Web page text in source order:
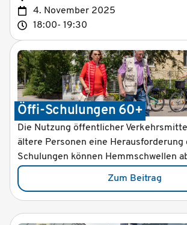
4. November 2025
18:00- 19:30
Öffi-Schulungen 60+
Die Nutzung öffentlicher
ältere Personen eine Herausforderung
Schulungen können Hemmschwellen
Zum Beitrag